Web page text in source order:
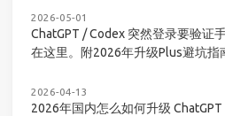
2026-05-01
ChatGPT / Codex 突然登录要验证
在这里。附2026年升级Plus避坑指
2026-04-13
2026年国内怎么如何升级